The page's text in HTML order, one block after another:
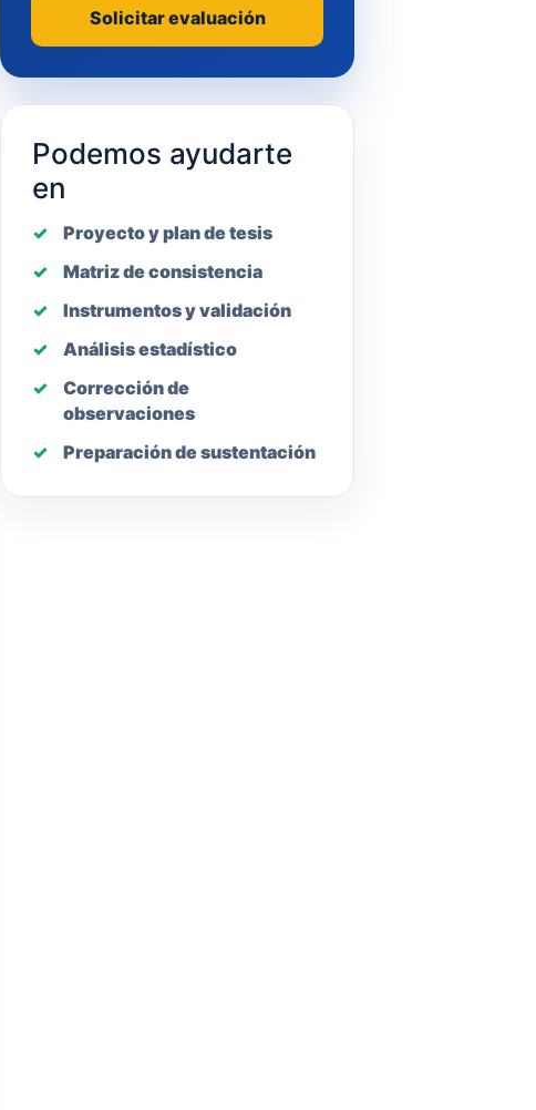
Solicitar evaluación
Podemos ayudarte
en
Proyecto y plan de tesis
Matriz de consistencia
Instrumentos y validación
Análisis estadístico
Corrección de
observaciones
Preparación de sustentación